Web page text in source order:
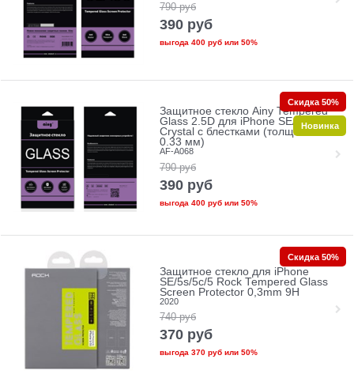
790 руб
390 руб
выгода 400 рубили 50%
Защитное стекло Ainy Tempered
Glass 2.5D для iPhone SE/5/5c/5s
Crystal с блестками (толщина
0.33 мм)
AF-A068
790 руб
390 руб
выгода 400 рубили 50%
Скидка 50%
Новинка
Защитное стекло для iPhone
SE/5s/5с/5 Rock Tempered Glass
Screen Protector 0,3mm 9H
2020
740 руб
370 руб
выгода 370 рубили 50%
Скидка 50%